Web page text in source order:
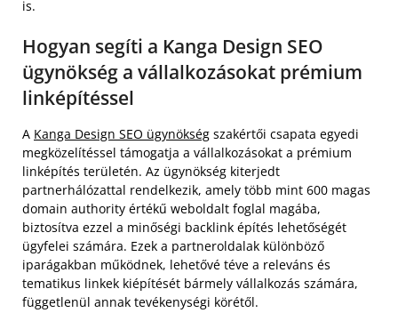
is.
Hogyan segíti a Kanga Design SEO
ügynökség a vállalkozásokat prémium
linképítéssel
A Kanga Design SEO ügynökség szakértői csapata egyedi
megközelítéssel támogatja a vállalkozásokat a prémium
linképítés területén. Az ügynökség kiterjedt
partnerhálózattal rendelkezik, amely több mint 600 magas
domain authority értékű weboldalt foglal magába,
biztosítva ezzel a minőségi backlink építés lehetőségét
ügyfelei számára. Ezek a partneroldalak különböző
iparágakban működnek, lehetővé téve a releváns és
tematikus linkek kiépítését bármely vállalkozás számára,
függetlenül annak tevékenységi körétől.